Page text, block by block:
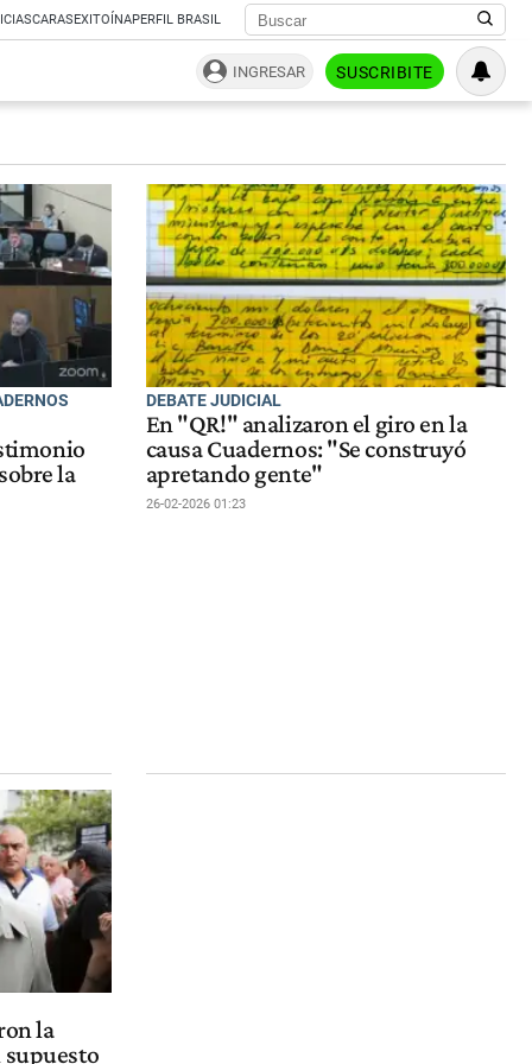
CARASEXITOÍNAPERFIL BRASIL
INGRESAR SUSCRIBITE
la
DEBATE JUDICIAL
En "QR!" analizaron el giro en la
causa Cuadernos: "Se construyó
apretando gente"
26-02-2026 01:23
la
supuesto